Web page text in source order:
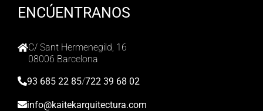
ENCÚENTRANOS
C/ Sant Hermenegild, 16
08006 Barcelona
93 685 22 85/722 39 68 02
info@kaitekarquitectura.com